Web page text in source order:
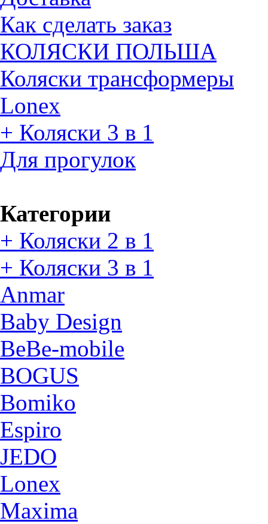
Как сделать заказ
КОЛЯСКИ ПОЛЬША
Коляски трансформеры
Lonex
+ Коляски 3 в 1
Для прогулок
Категории
+ Коляски 2 в 1
+ Коляски 3 в 1
Anmar
Baby Design
BeBe-mobile
BOGUS
Bomiko
Espiro
JEDO
Lonex
Maxima